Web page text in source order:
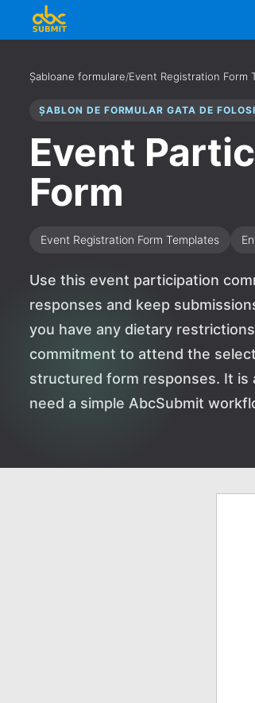
Șabloane formulare/Event Registration Form
ȘABLON DE FORMULAR GATA DE
Event
Form
Event Registration Form Templates
Use this event participation
responses and keep
you have any dietary
commitment to attend the
structured form responses. It is
need a simple AbcSubmit